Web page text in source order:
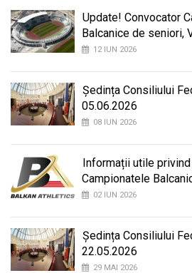
Update! Convocator
Balcanice de seniori,
12 IUN 2026
Ședința Consiliului
05.06.2026
08 IUN 2026
Informații utile
Campionatele
02 IUN 2026
Ședința Consiliului
22.05.2026
29 MAI 2026